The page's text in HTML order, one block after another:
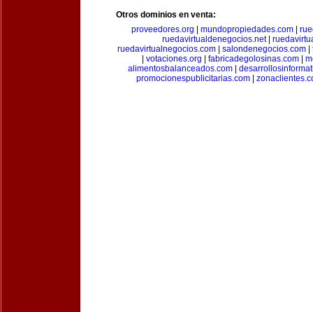
Otros dominios en venta:
proveedores.org
mundopropiedades.com
ruedavirtualdenegocios.net|
ruedavirtualnegocios.com| salondenegocios.com|
votaciones.org fabricadegolosinas.com
alimentosbalanceados.com
promocionespublicitarias.com|